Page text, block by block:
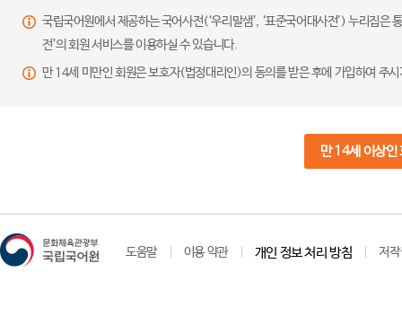
국립국어원에서 제공하는 국어사전(‘우리말샘’, ‘표준국어대사전’) 누리집
전’의 회원 서비스를 이용하실 수 있습니다.
만 14세 미만인 회원은 보호자(법정대리인)의 동의를 받은 후에 가입하여 주
만 14세 이상인
도움말 이용 약관 개인 정보 처리 방침 저